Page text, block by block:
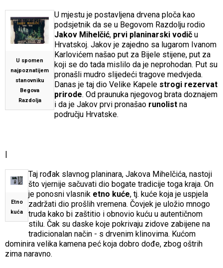
U spomen
najpoznatijem
stanovniku
Begova
Razdolja
U mjestu je postavljena drvena ploča kao
podsjetnik da se u Begovom Razdolju rodio
Jakov Mihelčić, prvi planinarski vodič u
Hrvatskoj. Jakov je zajedno sa lugarom Ivanom
Karlovićem našao put za Bijele stijene, put za
koji se do tada mislilo da je neprohodan. Put su
pronašli mudro slijedeći tragove medvjeda.
Danas je taj dio Velike Kapele strogi rezervat
prirode. Od praunuka njegovog brata doznajem
i da je Jakov prvi pronašao runolist na
području Hrvatske.
|
Etno
kuća
Taj rođak slavnog planinara, Jakova Mihelčića, nastoji
što vjernije sačuvati dio bogate tradicije toga kraja. On
je ponosni vlasnik etno kuće, tj. kuće koja je uspjela
zadržati dio prošlih vremena. Čovjek je uložio mnogo
truda kako bi zaštitio i obnovio kuću u autentičnom
stilu. Čak su daske koje pokrivaju zidove zabijene na
tradicionalan način - s drvenim klinovima. Kućom
dominira velika kamena peć koja dobro dođe, zbog oštrih
zima naravno.